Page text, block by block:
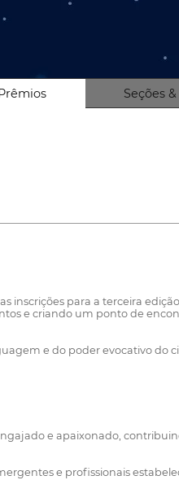
Seções &
inscrições para a terceira
e criando um ponto de
e do poder evocativo do
e apaixonado,
e profissionais